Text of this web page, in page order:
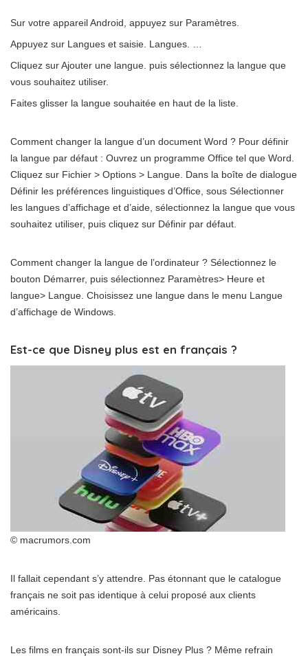
Sur votre appareil Android, appuyez sur Paramètres.
Appuyez sur Langues et saisie. Langues. …
Cliquez sur Ajouter une langue. puis sélectionnez la langue que
vous souhaitez utiliser.
Faites glisser la langue souhaitée en haut de la liste.
Comment changer la langue d’un document Word ? Pour définir
la langue par défaut : Ouvrez un programme Office tel que Word.
Cliquez sur Fichier > Options > Langue. Dans la boîte de dialogue
Définir les préférences linguistiques d’Office, sous Sélectionner
les langues d’affichage et d’aide, sélectionnez la langue que vous
souhaitez utiliser, puis cliquez sur Définir par défaut.
Comment changer la langue de l’ordinateur ? Sélectionnez le
bouton Démarrer, puis sélectionnez Paramètres> Heure et
langue> Langue. Choisissez une langue dans le menu Langue
d’affichage de Windows.
Est-ce que Disney plus est en français ?
© macrumors.com
Il fallait cependant s’y attendre. Pas étonnant que le catalogue
français ne soit pas identique à celui proposé aux clients
américains.
Les films en français sont-ils sur Disney Plus ? Même refrain